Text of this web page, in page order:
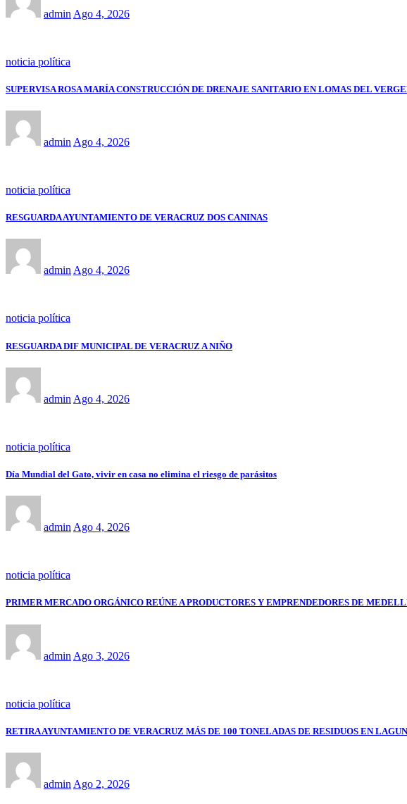
admin Ago 4, 2026
noticia política
SUPERVISA ROSA MARÍA CONSTRUCCIÓN DE DRENAJE SANITARIO EN LOMAS DEL
admin Ago 4, 2026
noticia política
RESGUARDA AYUNTAMIENTO DE VERACRUZ DOS CANINAS
adminAgo 4, 2026
noticia política
RESGUARDA DIF MUNICIPAL DE VERACRUZ A NIÑO
admin Ago 4, 2026
noticia política
Día Mundial del Gato, vivir en casa no elimina el riesgo de parásitos
admin Ago 4, 2026
noticia política
PRIMER MERCADO ORGÁNICO REÚNE A PRODUCTORES Y EMPRENDEDORES DE
admin Ago 3, 2026
noticia política
RETIRA AYUNTAMIENTO DE VERACRUZ MÁS DE 100 TONELADAS DE RESIDUOS EN
admin Ago 2, 2026